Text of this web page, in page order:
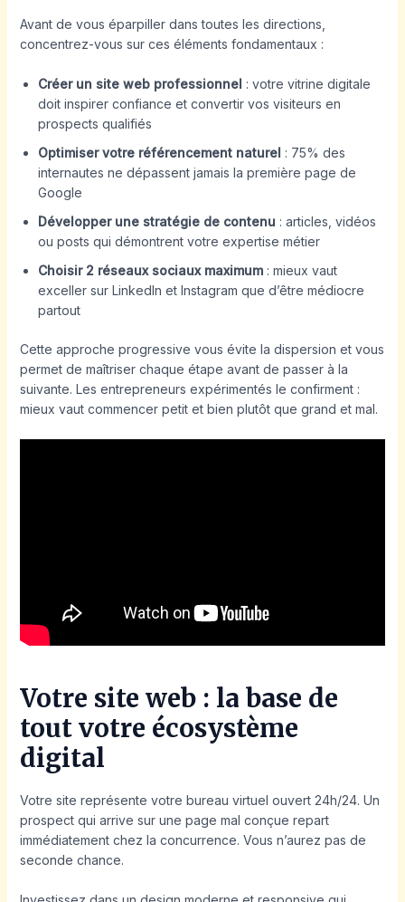
Avant de vous éparpiller dans toutes les directions,
concentrez-vous sur ces éléments fondamentaux :
Créer un site web professionnel : votre vitrine digitale
doit inspirer confiance et convertir vos visiteurs en
prospects qualifiés
Optimiser votre référencement naturel : 75% des
internautes ne dépassent jamais la première page de
Google
Développer une stratégie de contenu : articles, vidéos
ou posts qui démontrent votre expertise métier
Choisir 2 réseaux sociaux maximum: mieux vaut
exceller sur LinkedIn et Instagram que d’être médiocre
partout
Cette approche progressive vous évite la dispersion et vous
permet de maîtriser chaque étape avant de passer à la
suivante. Les entrepreneurs expérimentés le confirment :
mieux vaut commencer petit et bien plutôt que grand et mal.
Votre site web : la base de
tout votre écosystème
digital
Votre site représente votre bureau virtuel ouvert 24h/24. Un
prospect qui arrive sur une page mal conçue repart
immédiatement chez la concurrence. Vous n’aurez pas de
seconde chance.